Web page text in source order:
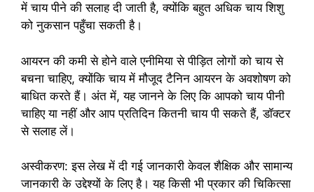
में चाय पीने की सलाह दी जाती है, क्योंकि बहुत अधिक चाय शिशु
को नुकसान पहुँचा सकती है।
आयरन की कमी से होने वाले एनीमिया से पीड़ित लोगों को चाय से
बचना चाहिए, क्योंकि चाय में मौजूद टैनिन आयरन के अवशोषण को
बाधित करते हैं। अंत में, यह जानने के लिए कि आपको चाय पीनी
चाहिए या नहीं और आप प्रतिदिन कितनी चाय पी सकते हैं, डॉक्टर
से सलाह लें।
अस्वीकरण: इस लेख में दी गई जानकारी केवल शैक्षिक और सामान्य
जानकारी के उद्देश्यों के लिए है। यह किसी भी प्रकार की चिकित्सा